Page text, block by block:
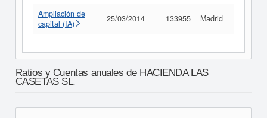
Ampliación de
capital (IA)
25/03/2014 133955 Madrid
Ratios y Cuentas anuales de HACIENDA LAS
CASETAS SL.